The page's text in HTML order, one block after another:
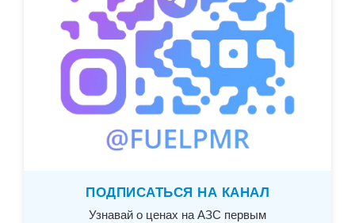
ПОДПИСАТЬСЯ НА КАНАЛ
Узнавай о ценах на АЗС первым